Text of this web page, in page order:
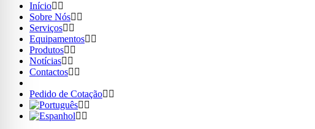
Início
Sobre Nós
Serviços
Equipamentos
Produtos
Notícias
Contactos
Pedido de Cotação